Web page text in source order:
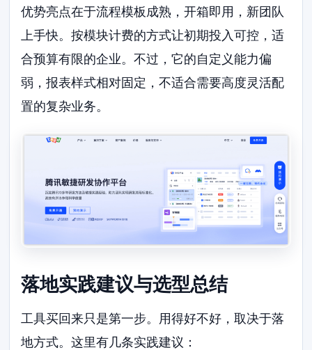
优势亮点在于流程模板成熟，开箱即用，新团队
上手快。按模块计费的方式让初期投入可控，适
合预算有限的企业。不过，它的自定义能力偏
弱，报表样式相对固定，不适合需要高度灵活配
置的复杂业务。
落地实践建议与选型总结
工具买回来只是第一步。用得好不好，取决于落
地方式。这里有几条实践建议：